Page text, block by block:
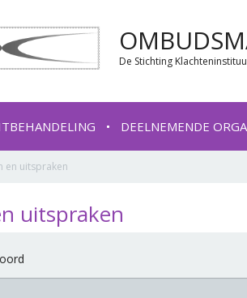
De Stichting
DEELNEMENDE
en uitspraken
uitspraken